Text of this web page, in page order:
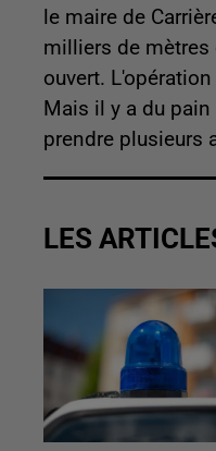
le maire de
milliers de mètres
ouvert.
Mais il y a du
prendre plusieurs
LES